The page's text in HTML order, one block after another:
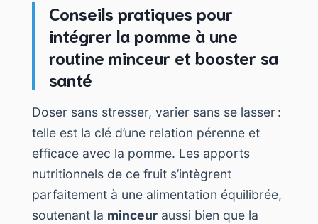
Conseils pratiques pour
intégrer la pomme à une
routine minceur et booster sa
santé
Doser sans stresser, varier sans se lasser :
telle est la clé d’une relation pérenne et
efficace avec la pomme. Les apports
nutritionnels de ce fruit s’intègrent
parfaitement à une alimentation équilibrée,
soutenant la minceur aussi bien que la